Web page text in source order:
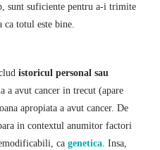
sunt suficiente pentru a-i trimite
ca totul este bine.
istoricul personal sau
a avut cancer in trecut (apare
apropiata a avut cancer. De
in contextul anumitor factori
ca genetica. Insa,